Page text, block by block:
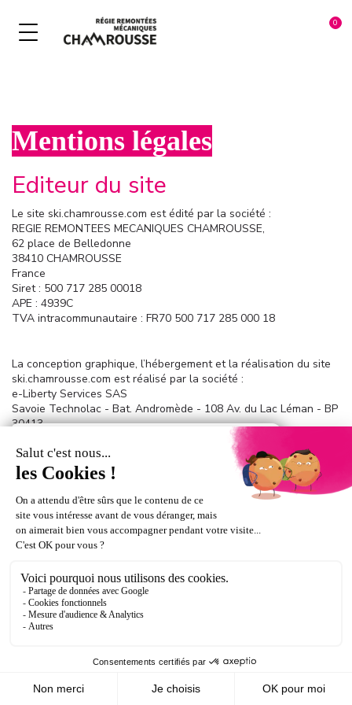
Mentions légales
Editeur du site
Le site ski.chamrousse.com est édité par la société :
REGIE REMONTEES MECANIQUES CHAMROUSSE,
62 place de Belledonne
38410 CHAMROUSSE
France
Siret : 500 717 285 00018
APE : 4939C
TVA intracommunautaire : FR70 500 717 285 000 18
La conception graphique, l’hébergement et la réalisation du site
ski.chamrousse.com est réalisé par la société :
e-Liberty Services SAS
Savoie Technolac - Bat. Andromède - 108 Av. du Lac Léman - BP
30413
Site Web :https://www.eliberty.fr
Crédits photos :
IMAGES ET RÊVES
SIMON BONNEFOUS -https://www.instagram.com/simonbfs/
JÉRÉMY PANCRAS -
GUILLAUME DESCHANEL
ANN DAVID
VICTOR BARCUS - https://barcusvictor.com/victor/
KILIAN LAHAIS
PIERRE BENOÎT DE COIGNAC
EMMA MARTY -
https://www.linkedin.com/in/emma-marty-
MULTIPASS
DEVAL' PARK
PANORAMIC PARK
BIKE PARK
LUGE COASTER
À LA JOURNÉE
SÉJOUR 5 JOURS ET +
TÉLÉPISTES
SAISON & ANNÉE
ADRENALINE PARK
LUGE COASTER
PANORAMIC PARK
WINTER PASS